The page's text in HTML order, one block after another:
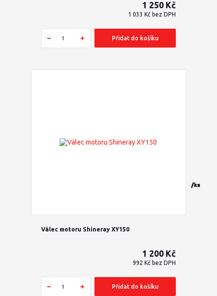
/ks
/ks
/ks
/ks
/ks
1 250 Kč
/ks
1 033 Kč bez DPH
Přidat do košíku
Válec motoru Shineray XY150
1 200 Kč
/ks
992 Kč bez DPH
Přidat do košíku
/ks
/ks
/ks
/ks